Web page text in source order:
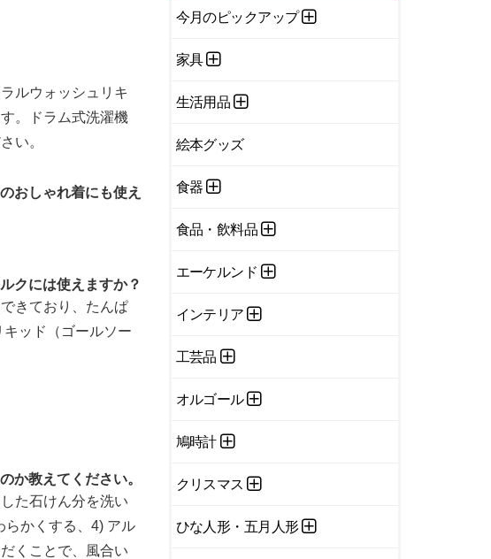
ルウォッシュリキ
。ドラム式洗濯機
い。
おしゃれ着にも使え
クには使えますか？
きており、たんぱ
ッド（ゴールソー
か教えてください。
た石けん分を洗い
らかくする、4) アル
くことで、風合い
今月のピックアップ
家具
生活用品
絵本グッズ
食器
食品・飲料品
エーケルンド
インテリア
工芸品
オルゴール
鳩時計
クリスマス
ひな人形・五月人形